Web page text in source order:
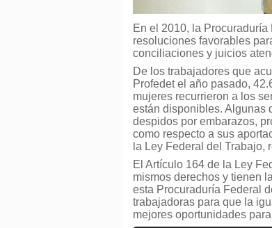
En el 2010, la
resoluciones favorables
conciliaciones y juicios
De los trabajadores que
Profedet el año pasado,
mujeres recurrieron a los
están disponibles. Algunas
despidos por embarazos,
como respecto a sus
la Ley Federal del Trabajo,
El Artículo 164 de la Ley
mismos derechos y tienen
esta Procuraduría Federal
trabajadoras para que la
mejores oportunidades